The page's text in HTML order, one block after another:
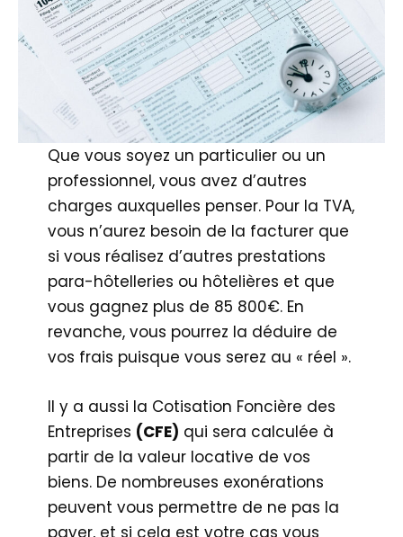
Que vous soyez un particulier ou un
professionnel, vous avez d’autres
charges auxquelles penser. Pour la TVA,
vous n’aurez besoin de la facturer que
si vous réalisez d’autres prestations
para-hôtelleries ou hôtelières et que
vous gagnez plus de 85 800€. En
revanche, vous pourrez la déduire de
vos frais puisque vous serez au « réel ».
Il y a aussi la Cotisation Foncière des
Entreprises (CFE) qui sera calculée à
partir de la valeur locative de vos
biens. De nombreuses exonérations
peuvent vous permettre de ne pas la
payer, et si cela est votre cas vous